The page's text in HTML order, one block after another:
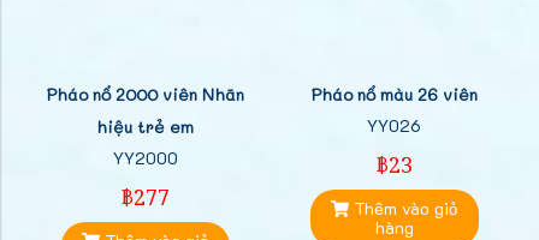
Pháo nổ 2000 viên Nhãn
hiệu trẻ em
YY2000
฿277
Pháo nổ màu 26 viên
YY026
฿23
hàng